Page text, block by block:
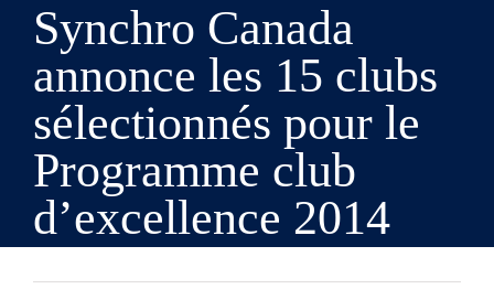
Synchro Canada
annonce les 15 clubs
sélectionnés pour le
Programme club
d’excellence 2014